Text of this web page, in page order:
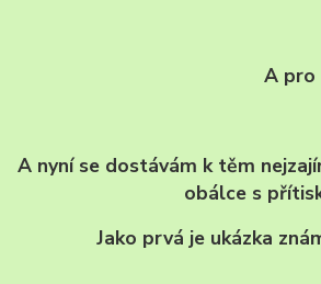
A pro
A nyní se dostávám k těm
obálce s
Jako prvá je ukázka